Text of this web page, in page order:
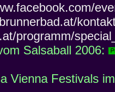
programm/
Salsaball 2006:
Vienna Festivals